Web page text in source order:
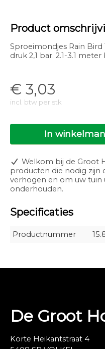
Product
Sproeimondjes Rain
druk 2,1 bar. 2.1-3.1
€ 3,03
incl. btw per stk
In
Welkom bij de Groot
producten die nodig zijn
verhogen en om uw tuin
onderhouden.
Specificaties
Productnummer
De Groot
Korte Heikantstraat 4